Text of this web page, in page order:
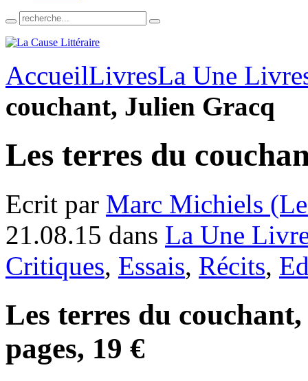
AccueilLivresLa Une
couchant, Julien Gracq
Les terres du
Ecrit par Marc Michiels
21.08.15 dans La Une
Critiques, Essais, Récits,
Les terres du
pages, 19 €